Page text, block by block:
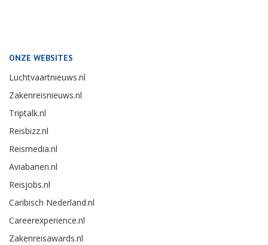
ONZE WEBSITES
Luchtvaartnieuws.nl
Zakenreisnieuws.nl
Triptalk.nl
Reisbizz.nl
Reismedia.nl
Aviabanen.nl
Reisjobs.nl
Caribisch Nederland.nl
Careerexperience.nl
Zakenreisawards.nl